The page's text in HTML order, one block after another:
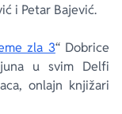
i Petar Bajević.
zla 3“ Dobrice
u svim Delfi
onlajn knjižari